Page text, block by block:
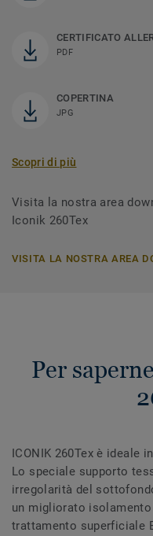
CERTIFICATO
PDF
COPERTINA
JPG
Scopri di più
Visita la nostra area
Iconik 260Tex
VISITA LA NOSTRA AREA
Per
ICONIK 260Tex è ideale
Lo speciale supporto
irregolarità del
un migliorato
trattamento superficiale